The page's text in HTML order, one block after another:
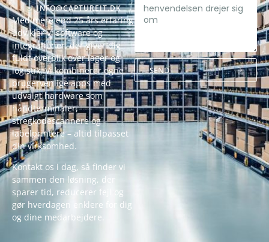
INFO@CAPTUREIT.DK
Med mere end 25 års erfaring
udvikler vi software og
integrationer, der giver dig
fuldt overblik over lager og
logistik. Vi kombinerer egne
brugervenlige apps med
udvalgt hardware som
håndterminaler,
stregkodescannere og
labelprintere – altid tilpasset
din virksomhed.
Kontakt os i dag, så finder vi
sammen den løsning, der
sparer tid, reducerer fejl og
gør hverdagen enklere for dig
og dine medarbejdere.
SEND
Alternative: